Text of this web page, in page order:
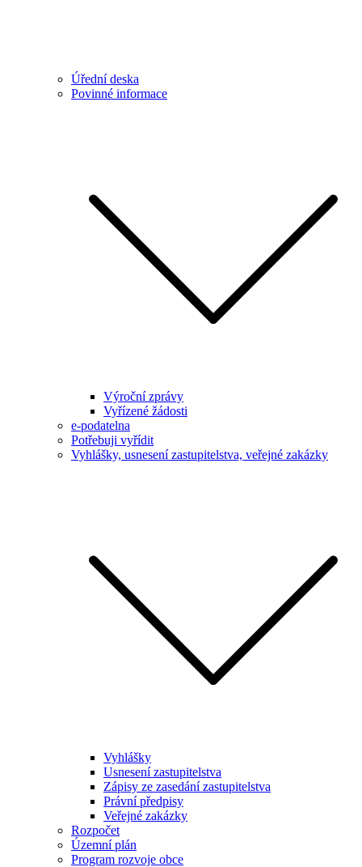
Úřední deska
Povinné informace
Výroční zprávy
Vyřízené žádosti
e-podatelna
Potřebuji vyřídit
Vyhlášky, usnesení zastupitelstva, veřejné zakázky
Vyhlášky
Usnesení zastupitelstva
Zápisy ze zasedání zastupitelstva
Právní předpisy
Veřejné zakázky
Rozpočet
Územní plán
Program rozvoje obce